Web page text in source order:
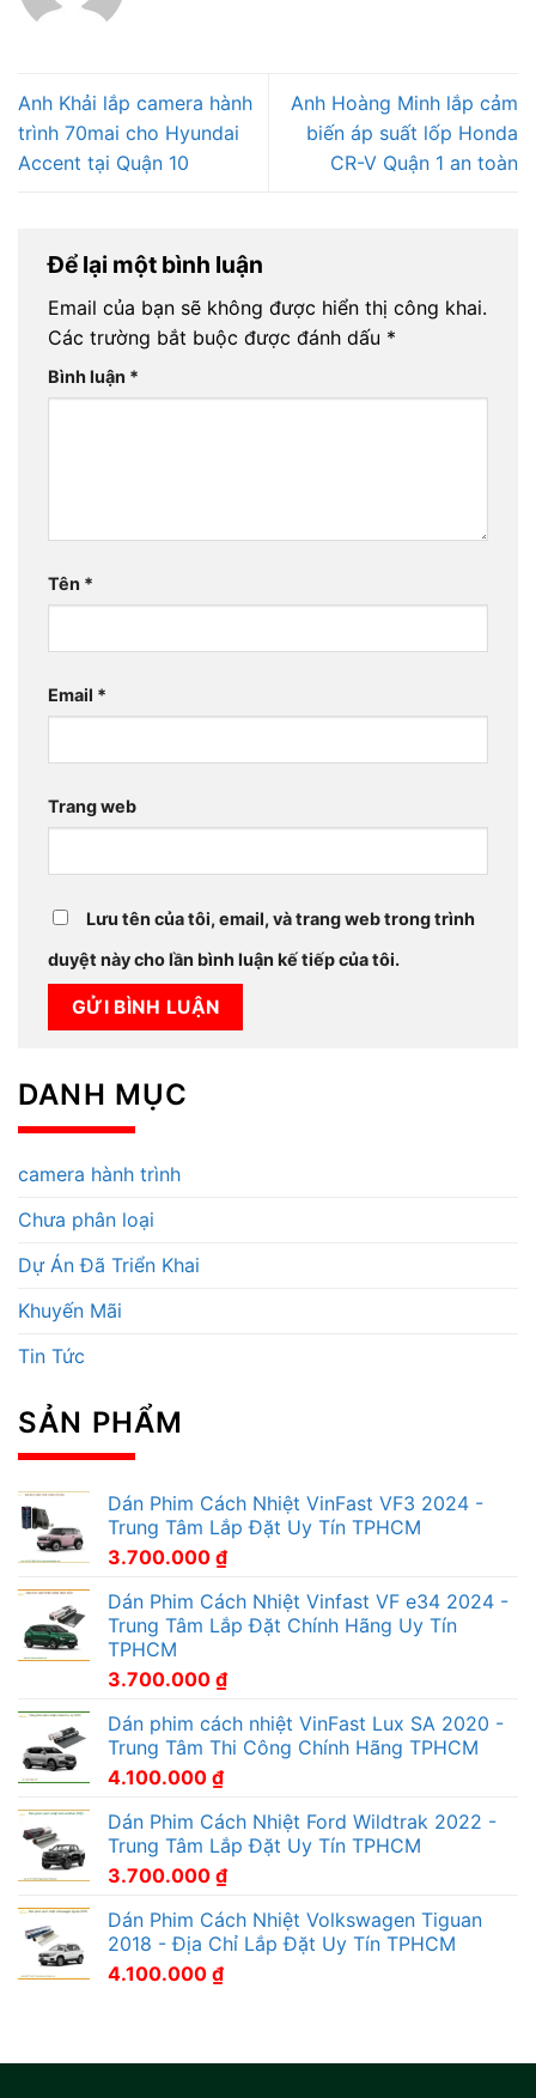
Anh Khải lắp camera hành
trình 70mai cho Hyundai
Accent tại Quận 10
Anh Hoàng Minh lắp cảm
biến áp suất lốp Honda
CR-V Quận 1 an toàn
Để lại một bình luận
Email của bạn sẽ không được hiển thị công khai.
Các trường bắt buộc được đánh dấu *
Bình luận *
Tên *
Email *
Trang web
Lưu tên của tôi, email, và trang web trong trình
duyệt này cho lần bình luận kế tiếp của tôi.
DANH MỤC
camera hành trình
Chưa phân loại
Dự Án Đã Triển Khai
Khuyến Mãi
Tin Tức
SẢN PHẨM
Dán Phim Cách Nhiệt VinFast VF3 2024 -
Trung Tâm Lắp Đặt Uy Tín TPHCM
3.700.000 ₫
Dán Phim Cách Nhiệt Vinfast VF e34 2024 -
Trung Tâm Lắp Đặt Chính Hãng Uy Tín
TPHCM
3.700.000 ₫
Dán phim cách nhiệt VinFast Lux SA 2020 -
Trung Tâm Thi Công Chính Hãng TPHCM
4.100.000 ₫
Dán Phim Cách Nhiệt Ford Wildtrak 2022 -
Trung Tâm Lắp Đặt Uy Tín TPHCM
3.700.000 ₫
Dán Phim Cách Nhiệt Volkswagen Tiguan
2018 - Địa Chỉ Lắp Đặt Uy Tín TPHCM
4.100.000 ₫